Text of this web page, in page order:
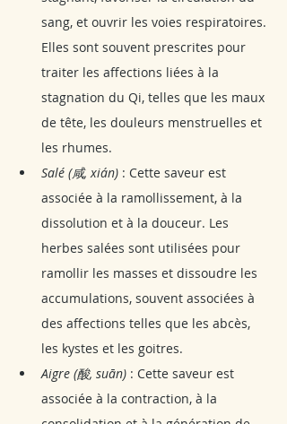
sang, et ouvrir les voies respiratoires.
Elles sont souvent prescrites pour
traiter les affections liées à la
stagnation du Qi, telles que les maux
de tête, les douleurs menstruelles et
les rhumes.
Salé (咸, xián) : Cette saveur est
associée à la ramollissement, à la
dissolution et à la douceur. Les
herbes salées sont utilisées pour
ramollir les masses et dissoudre les
accumulations, souvent associées à
des affections telles que les abcès,
les kystes et les goitres.
Aigre (酸, suān) : Cette saveur est
associée à la contraction, à la